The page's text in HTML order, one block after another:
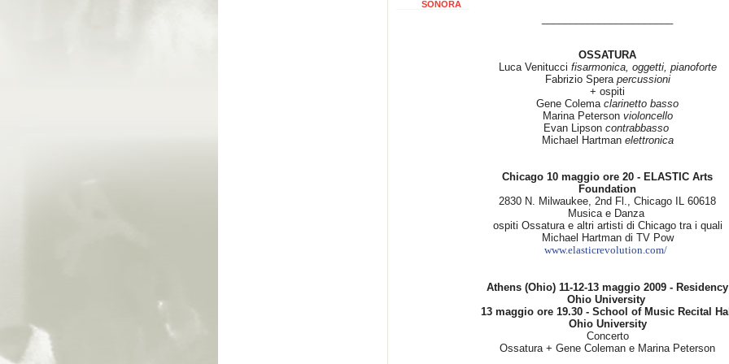
SONORA
OSSATURA
Luca Venitucci fisarmonica, oggetti, pianoforte
Fabrizio Spera percussioni
+ ospiti
Gene Colemaclarinetto basso
Marina Peterson violoncello
Evan Lipson contrabbasso
Michael Hartman elettronica
Chicago 10 maggio ore 20 - ELASTIC Arts
Foundation
2830 N. Milwaukee, 2nd Fl., Chicago IL 60618
Musica e Danza
ospiti Ossatura e altri artisti di Chicago tra i quali
Michael Hartman di TV Pow
www.elasticrevolution.com/
Athens (Ohio) 11-12-13 maggio 2009 - Residency
Ohio University
13 maggio ore 19.30 - School of Music Recital
Ohio University
Concerto
Ossatura + Gene Coleman e Marina Peterson